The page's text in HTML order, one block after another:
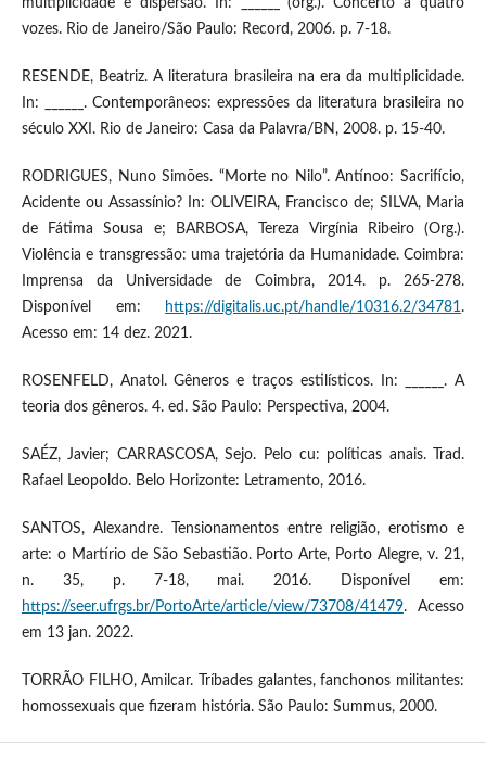
vozes. Rio de Janeiro/São Paulo: Record, 2006. p. 7-18.
RESENDE, Beatriz. A literatura brasileira na era da multiplicidade.
In: ______. Contemporâneos: expressões da literatura brasileira no
século XXI. Rio de Janeiro: Casa da Palavra/BN, 2008. p. 15-40.
RODRIGUES, Nuno Simões. “Morte no Nilo”. Antínoo: Sacrifício,
Acidente ou Assassínio? In: OLIVEIRA, Francisco de; SILVA, Maria
de Fátima Sousa e; BARBOSA, Tereza Virgínia Ribeiro (Org.).
Violência e transgressão: uma trajetória da Humanidade. Coimbra:
Imprensa da Universidade de Coimbra, 2014. p. 265-278.
Disponível em:
https://digitalis.uc.pt/handle/10316.2/34781 .
Acesso em: 14 dez. 2021.
ROSENFELD, Anatol. Gêneros e traços estilísticos. In: ______. A
teoria dos gêneros. 4. ed. São Paulo: Perspectiva, 2004.
SAÉZ, Javier; CARRASCOSA, Sejo. Pelo cu: políticas anais. Trad.
Rafael Leopoldo. Belo Horizonte: Letramento, 2016.
SANTOS, Alexandre. Tensionamentos entre religião, erotismo e
arte: o Martírio de São Sebastião. Porto Arte, Porto Alegre, v. 21,
n. 35, p. 7-18, mai. 2016. Disponível em:
https://seer.ufrgs.br/PortoArte/article/view/73708/41479. Acesso
em 13 jan. 2022.
TORRÃO FILHO, Amilcar. Tríbades galantes, fanchonos militantes:
homossexuais que fizeram história. São Paulo: Summus, 2000.